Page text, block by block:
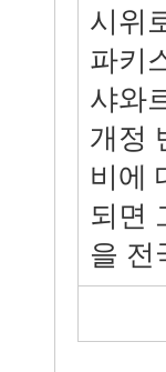
시위
파키
샤와
개정
비에
되면
을 전